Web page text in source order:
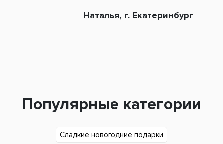
Наталья, г. Екатеринбург
Популярные категории
Сладкие новогодние подарки